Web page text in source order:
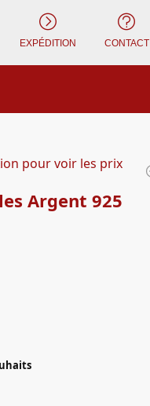
EXPÉDITION CONTACT
pour voir les prix
Argent 925